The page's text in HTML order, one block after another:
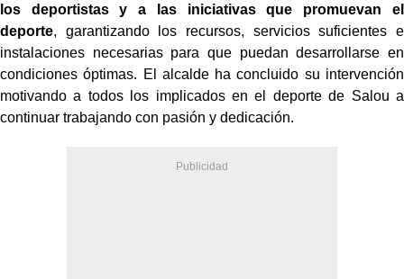
los deportistas y a las iniciativas que promuevan el
deporte, garantizando los recursos, servicios suficientes e
instalaciones necesarias para que puedan desarrollarse en
condiciones óptimas. El alcalde ha concluido su intervención
motivando a todos los implicados en el deporte de Salou a
continuar trabajando con pasión y dedicación.